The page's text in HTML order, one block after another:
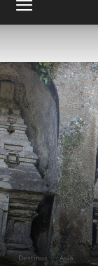
Destinos Asia